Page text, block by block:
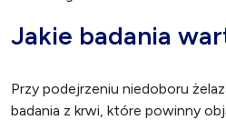
Jakie badania
Przy podejrzeniu niedoboru
badania z krwi, które powinny